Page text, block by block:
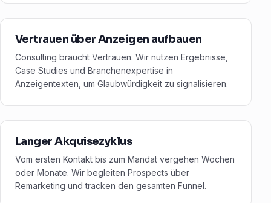
Vertrauen über Anzeigen aufbauen
Consulting braucht Vertrauen. Wir nutzen Ergebnisse,
Case Studies und Branchenexpertise in
Anzeigentexten, um Glaubwürdigkeit zu signalisieren.
Langer Akquisezyklus
Vom ersten Kontakt bis zum Mandat vergehen Wochen
oder Monate. Wir begleiten Prospects über
Remarketing und tracken den gesamten Funnel.